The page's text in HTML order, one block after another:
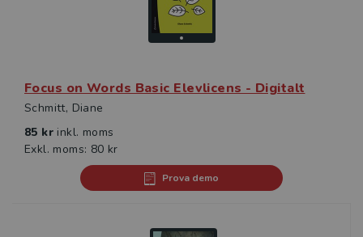
Focus on Words Basic Elevlicens - Digitalt
Schmitt, Diane
85 kr inkl. moms
Exkl. moms: 80 kr
Prova demo